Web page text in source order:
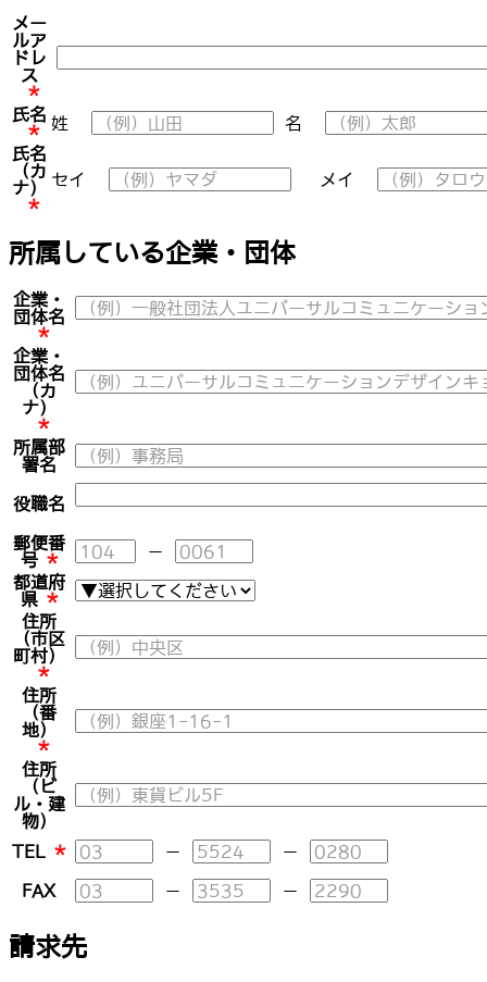
メー
ルア
ドレ
ス
*
氏名
*
姓
名
氏名
（カ
ナ）
*
セイ メイ
所属している企業・団体
企業・
団体名
*
企業・
団体名
（カ
ナ）
*
所属部
署名
役職名
郵便番
号 *
－
都道府
県 *
住所
（市区
町村）
*
住所
（番
地）
*
住所
（ビ
ル・建
物）
TEL
* － －
FAX － －
請求先